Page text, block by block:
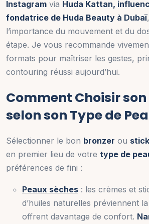
Instagram via Huda Kattan,
fondatrice de Huda Beauty à Dubaï
l’importance du mouvement et du
étape. Je vous recommande
formats pour maîtriser les gestes,
contouring réussi aujourd’hui.
Comment Choisir
selon son Type de
Sélectionner le bon bronzer ou
en premier lieu de votre type de
préférences de fini :
Peaux sèches : les crèmes et
d’huiles naturelles préviennent
offrent davantage de confort.